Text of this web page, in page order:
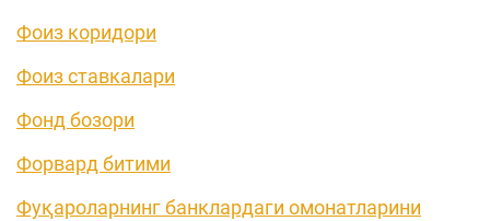
Фоиз коридори
Фоиз ставкалари
Фонд бозори
Форвард битими
Фуқароларнинг банклардаги омонатларини